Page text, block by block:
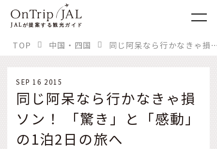
JALが提案する観光ガイド
TOP 中国・四国 同じ阿呆なら行かなきゃ損ソン！
SEP 16 2015
同じ阿呆なら行かなきゃ損
ソン！ 「驚き」と「感動」
の1泊2日の旅へ